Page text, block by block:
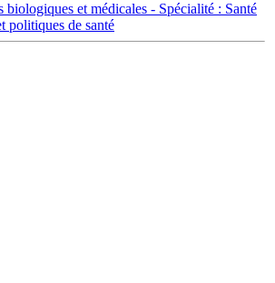
biologiques et médicales - Spécialité : Santé
politiques de santé